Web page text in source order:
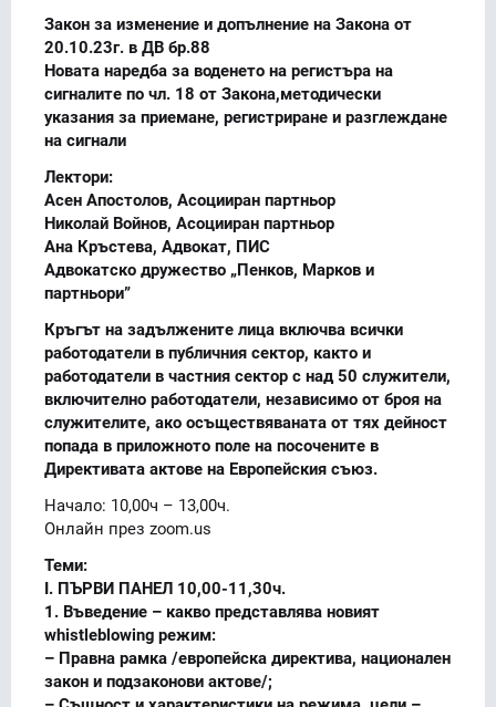
Закон за изменение и допълнение на Закона от
20.10.23г. в ДВ бр.88
Новата наредба за воденето на регистъра на
сигналите по чл. 18 от Закона,методически
указания за приемане, регистриране и разглеждане
на сигнали
Лектори:
Асен Апостолов, Асоцииран партньор
Николай Войнов, Асоцииран партньор
Ана Кръстева, Адвокат, ПИС
Адвокатско дружество „Пенков, Марков и
партньори”
Кръгът на задължените лица включва всички
работодатели в публичния сектор, както и
работодатели в частния сектор с над 50 служители,
включително работодатели, независимо от броя на
служителите, ако осъществяваната от тях дейност
попада в приложното поле на посочените в
Директивата актове на Европейския съюз.
Начало: 10,00ч – 13,00ч.
Онлайн през zoom.us
Теми:
I. ПЪРВИ ПАНЕЛ 10,00-11,30ч.
1. Въведение – какво представлява новият
whistleblowing режим:
– Правна рамка /европейска директива, национален
закон и подзаконови актове/;